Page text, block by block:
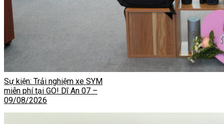
Sự kiện: Trải nghiệm xe SYM
miễn phí tại GO! Dĩ An 07 –
09/08/2026